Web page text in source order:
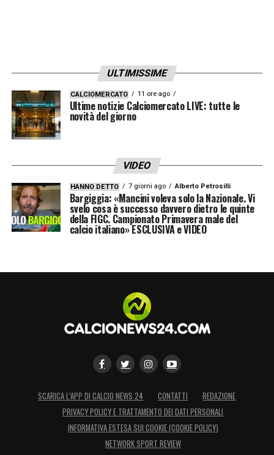
ULTIMISSIME
CALCIOMERCATO 11 ore ago
Ultime notizie Calciomercato LIVE: tutte le
novità del giorno
VIDEO
HANNO DETTO 7 giorni ago Alberto Petrosilli
Bargiggia: «Mancini voleva solo la Nazionale. Vi
svelo cosa è successo davvero dietro le quinte
della FIGC. Campionato Primavera male del
calcio italiano» ESCLUSIVA e VIDEO
SCARICA L’APP DI CALCIO NEWS 24 CONTATTI
REDAZIONE
PRIVACY POLICY E TRATTAMENTO DEI DATI PERSONALI
INFORMATIVA ESTESA SUI COOKIE (COOKIE POLICY)
NETWORK SPORT REVIEW